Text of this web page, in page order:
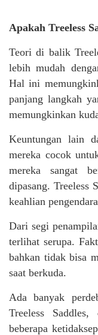
Apakah Treeless
Teori di balik
lebih mudah
Hal ini
panjang langkah
memungkinkan
Keuntungan lain
mereka cocok
mereka sangat
dipasang. Treeless
keahlian
Dari segi
terlihat serupa.
bahkan tidak bisa
saat berkuda.
Ada banyak
Treeless
beberapa